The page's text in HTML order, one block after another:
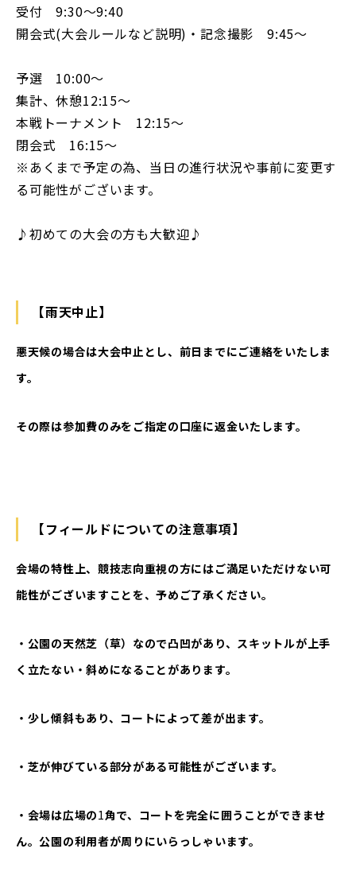
受付 9:30〜9:40
開会式(大会ルールなど説明)・記念撮影 9:45〜
予選 10:00〜
集計、休憩12:15〜
本戦トーナメント 12:15〜
閉会式 16:15〜
※あくまで予定の為、当日の進行状況や事前に変更す
る可能性がございます。
♪初めての大会の方も大歓迎♪
【雨天中止】
悪天候の場合は大会中止とし、前日までにご連絡をいたしま
す。
その際は参加費のみをご指定の口座に返金いたします。
【フィールドについての注意事項】
会場の特性上、競技志向重視の方にはご満足いただけない可
能性がございますことを、予めご了承ください。
・公園の天然芝（草）なので凸凹があり、スキットルが上手
く立たない・斜めになることがあります。
・少し傾斜もあり、コートによって差が出ます。
・芝が伸びている部分がある可能性がございます。
・会場は広場の1角で、コートを完全に囲うことができませ
ん。公園の利用者が周りにいらっしゃいます。